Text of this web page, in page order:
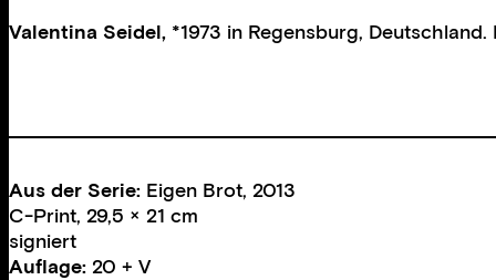
Valentina Seidel, *1973 in Regensburg,
Aus der Serie: Eigen Brot, 2013
C-Print, 29,5 × 21 cm
signiert
Auflage: 20 + V